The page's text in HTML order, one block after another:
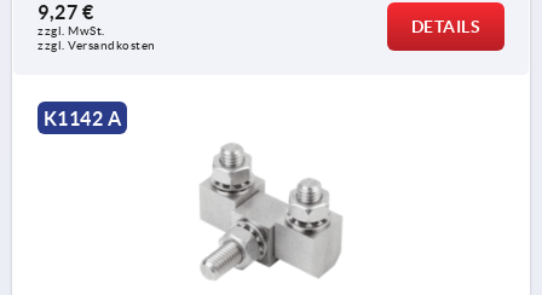
9,27 €
zzgl. MwSt.
zzgl. Versandkosten
DETAILS
K1142 A